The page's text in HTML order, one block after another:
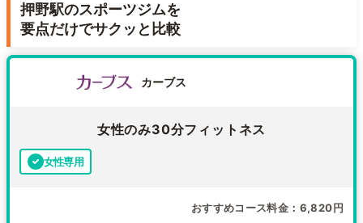
押野駅のスポーツジムを
要点だけでサクッと比較
カーブス
女性のみ30分フィットネス
女性専用
おすすめコース料金 6,820円